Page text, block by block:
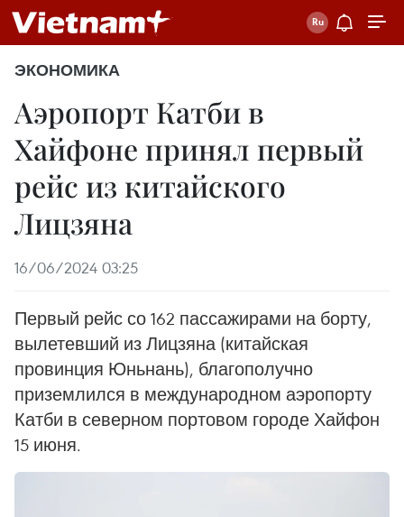
ЭКОНОМИКА
Аэропорт Катби в
Хайфоне принял первый
рейс из китайского
Лицзяна
16/06/2024 03:25
Первый рейс со 162 пассажирами на борту,
вылетевший из Лицзяна (китайская
провинция Юньнань), благополучно
приземлился в международном аэропорту
Катби в северном портовом городе Хайфон
15 июня.